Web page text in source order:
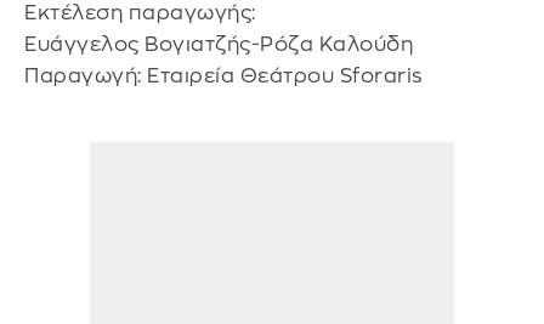
Εκτέλεση παραγωγής:
Ευάγγελος Βογιατζής-Ρόζα Καλούδη
Παραγωγή: Εταιρεία Θεάτρου Sforaris